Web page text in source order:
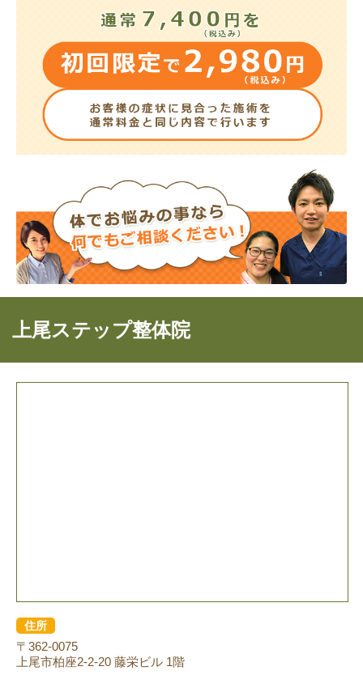
上尾ステップ整体院
住所
〒362-0075
上尾市柏座2-2-20 藤栄ビル 1階